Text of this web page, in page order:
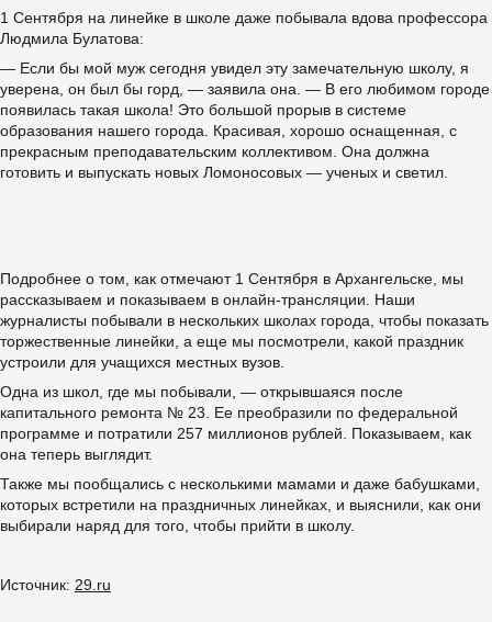
1 Сентября на линейке в школе даже побывала вдова профессора
Людмила Булатова:
— Если бы мой муж сегодня увидел эту замечательную школу, я
уверена, он был бы горд, — заявила она. — В его любимом городе
появилась такая школа! Это большой прорыв в системе
образования нашего города. Красивая, хорошо оснащенная, с
прекрасным преподавательским коллективом. Она должна
готовить и выпускать новых Ломоносовых — ученых и светил.
Подробнее о том, как отмечают 1 Сентября в Архангельске, мы
рассказываем и показываем в онлайн-трансляции. Наши
журналисты побывали в нескольких школах города, чтобы показать
торжественные линейки, а еще мы посмотрели, какой праздник
устроили для учащихся местных вузов.
Одна из школ, где мы побывали, — открывшаяся после
капитального ремонта № 23. Ее преобразили по федеральной
программе и потратили 257 миллионов рублей. Показываем, как
она теперь выглядит.
Также мы пообщались с несколькими мамами и даже бабушками,
которых встретили на праздничных линейках, и выяснили, как они
выбирали наряд для того, чтобы прийти в школу.
Источник: 29.ru